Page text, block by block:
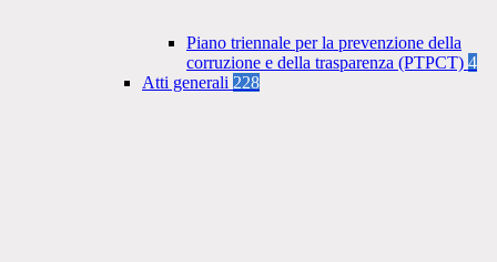
Piano triennale per la prevenzione della
corruzione e della trasparenza (PTPCT) 4
Atti generali 228